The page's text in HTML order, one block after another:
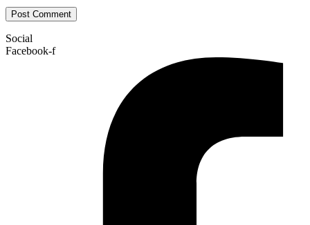
Social
Facebook-f